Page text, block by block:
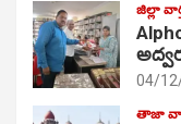
జిల్లా
04/
తాజా